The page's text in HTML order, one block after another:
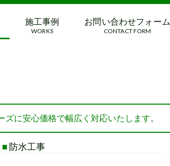
施工事例
WORKS
お問い合わせフォーム
CONTACT FORM
に安心価格で幅広く対応いたします。
■ 防水工事